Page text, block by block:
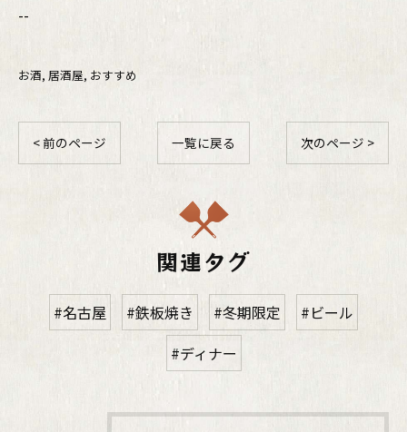
--
お酒 居酒屋 おすすめ
< 前のページ 一覧に戻る 次のページ >
関連タグ
#名古屋 #鉄板焼き #冬期限定
#ビール
#ディナー